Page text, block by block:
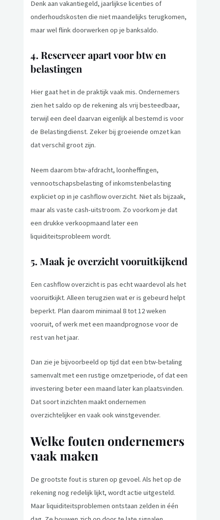
Denk aan vakantiegeld, jaarlijkse licenties of
onderhoudskosten die niet maandelijks terugkomen,
maar wel flink doorwerken op je banksaldo.
4. Reserveer apart voor btw en
belastingen
Hier gaat het in de praktijk vaak mis. Ondernemers
zien het saldo op de rekening als vrij besteedbaar,
terwijl een deel daarvan eigenlijk al bestemd is voor
de Belastingdienst. Zeker bij groeiende omzet kan
dat verschil groot zijn.
Neem daarom btw-afdracht, loonheffingen,
vennootschapsbelasting of inkomstenbelasting
expliciet op in je cashflow overzicht. Niet als bijzaak,
maar als vaste cash-uitstroom. Zo voorkom je dat
een drukke verkoopmaand later een
liquiditeitsprobleem wordt.
5. Maak je overzicht vooruitkijkend
Een cashflow overzicht is pas echt waardevol als het
vooruitkijkt. Alleen terugzien wat er is gebeurd helpt
beperkt. Plan daarom minimaal 8 tot 12 weken
vooruit, of werk met een maandprognose voor de
rest van het jaar.
Dan zie je bijvoorbeeld op tijd dat een btw-betaling
samenvalt met een rustige omzetperiode, of dat een
investering beter een maand later kan plaatsvinden.
Dat soort inzichten maakt ondernemen
overzichtelijker en vaak ook winstgevender.
Welke fouten ondernemers
vaak maken
De grootste fout is sturen op gevoel. Als het op de
rekening nog redelijk lijkt, wordt actie uitgesteld.
Maar liquiditeitsproblemen ontstaan zelden in één